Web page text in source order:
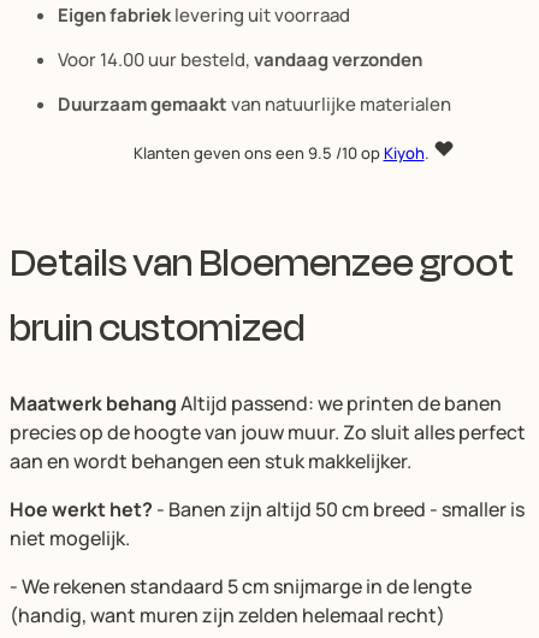
Eigen fabrieklevering uit voorraad
Voor 14.00 uur besteld,vandaag verzonden
Duurzaam gemaaktvan natuurlijke materialen
Klanten geven ons een 9.5 /10 opKiyoh.
Details van Bloemenzee groot
bruin customized
Maatwerk behangAltijd passend: we printen de banen
precies op de hoogte van jouw muur. Zo sluit alles perfect
aan en wordt behangen een stuk makkelijker.
Hoe werkt het? - Banen zijn altijd 50 cm breed - smaller is
niet mogelijk.
- We rekenen standaard 5 cm snijmarge in de lengte
(handig, want muren zijn zelden helemaal recht)